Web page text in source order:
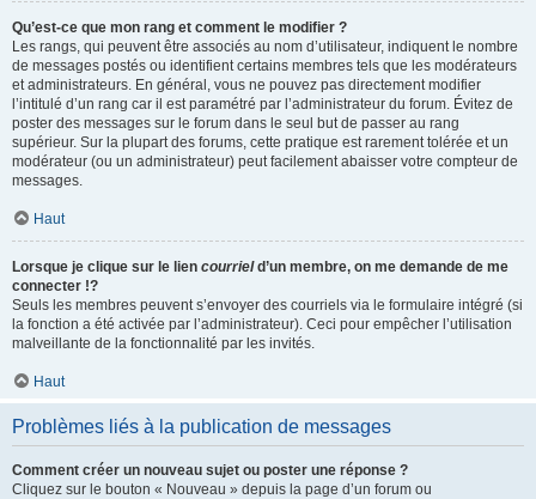
Qu’est-ce que mon rang et comment le modifier ?
Les rangs, qui peuvent être associés au nom d’utilisateur, indiquent le nombre
de messages postés ou identifient certains membres tels que les modérateurs
et administrateurs. En général, vous ne pouvez pas directement modifier
l’intitulé d’un rang car il est paramétré par l’administrateur du forum. Évitez de
poster des messages sur le forum dans le seul but de passer au rang
supérieur. Sur la plupart des forums, cette pratique est rarement tolérée et un
modérateur (ou un administrateur) peut facilement abaisser votre compteur de
messages.
Haut
Lorsque je clique sur le lien courrield’un membre, on me demande de me
connecter !?
Seuls les membres peuvent s’envoyer des courriels via le formulaire intégré (si
la fonction a été activée par l’administrateur). Ceci pour empêcher l’utilisation
malveillante de la fonctionnalité par les invités.
Haut
Problèmes liés à la publication de messages
Comment créer un nouveau sujet ou poster une réponse ?
Cliquez sur le bouton « Nouveau » depuis la page d’un forum ou